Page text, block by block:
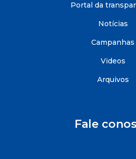
Portal da
Notícias
Campanhas
Videos
Arquivos
Fale